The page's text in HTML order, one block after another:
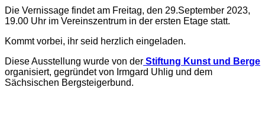
Die Vernissage findet am Freitag, den 29.September 2023,
19.00 Uhr im Vereinszentrum in der ersten Etage statt.
Kommt vorbei, ihr seid herzlich eingeladen.
Diese Ausstellung wurde von der Stiftung Kunst und Berge
organisiert, gegründet von Irmgard Uhlig und dem
Sächsischen Bergsteigerbund.